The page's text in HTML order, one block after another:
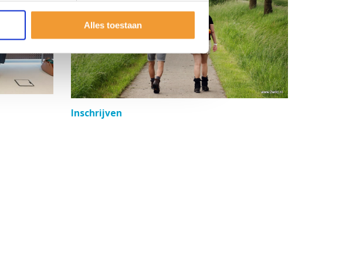
Alles toestaan
Inschrijven